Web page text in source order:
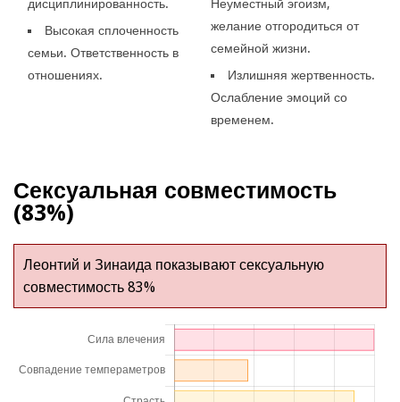
дисциплинированность.
Высокая сплоченность
семьи. Ответственность в
отношениях.
Неуместный эгоизм,
желание отгородиться от
семейной жизни.
Излишняя жертвенность.
Ослабление эмоций со
временем.
Сексуальная совместимость
(83%)
Леонтий и Зинаида показывают сексуальную
совместимость 83%